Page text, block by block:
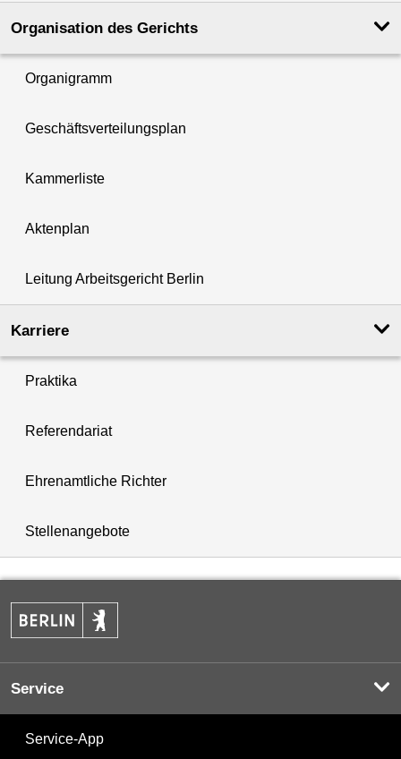
Organisation des Gerichts
Organigramm
Geschäftsverteilungsplan
Kammerliste
Aktenplan
Leitung Arbeitsgericht Berlin
Karriere
Praktika
Referendariat
Ehrenamtliche Richter
Stellenangebote
Service
Service-App